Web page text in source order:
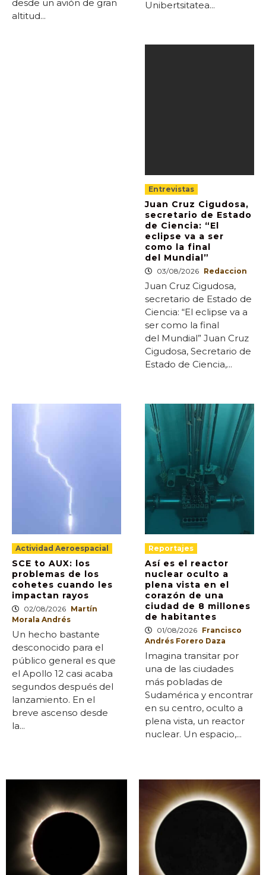
desde un avión de gran
altitud...
Unibertsitatea...
Entrevistas
Juan Cruz Cigudosa,
secretario de Estado
de Ciencia: “El
eclipse va a ser
como la final
del Mundial”
03/08/2026 Redaccion
Juan Cruz Cigudosa,
secretario de Estado de
Ciencia: “El eclipse va a
ser como la final
del Mundial” Juan Cruz
Cigudosa, Secretario de
Estado de Ciencia,...
Actividad Aeroespacial
SCE to AUX: los
problemas de los
cohetes cuando les
impactan rayos
02/08/2026 Martín
Morala Andrés
Un hecho bastante
desconocido para el
público general es que
el Apollo 12 casi acaba
segundos después del
lanzamiento. En el
breve ascenso desde
la...
Reportajes
Así es el reactor
nuclear oculto a
plena vista en el
corazón de una
ciudad de 8 millones
de habitantes
01/08/2026 Francisco
Andrés Forero Daza
Imagina transitar por
una de las ciudades
más pobladas de
Sudamérica y encontrar
en su centro, oculto a
plena vista, un reactor
nuclear. Un espacio,...